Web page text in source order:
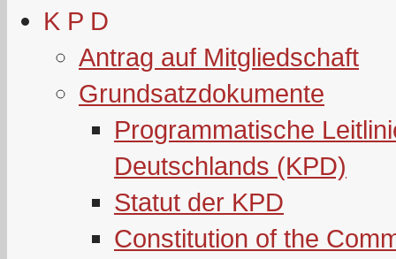
K P D
Antrag auf Mitgliedschaft
Grundsatzdokumente
Programmatische
Deutschlands (KPD)
Statut der KPD
Constitution of the